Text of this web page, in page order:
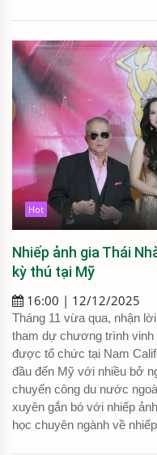
Hot
Nhiếp ảnh gia Thái
kỳ thú tại Mỹ
16:00 | 12/12/2025
Tháng 11 vừa qua, nhận
tham dự chương trình vinh
được tổ chức tại Nam
đầu đến Mỹ với nhiều bở
chuyến công du nước
xuyên gắn bó với nhiếp
học chuyên ngành về